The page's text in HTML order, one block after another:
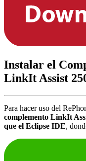
Instalar el
LinkIt Assist
Para hacer uso del
complemento LinkIt
que el Eclipse IDE,